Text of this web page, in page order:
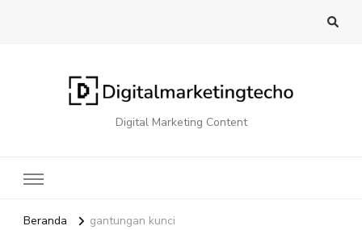
Digital Marketing Content
Beranda gantungan kunci